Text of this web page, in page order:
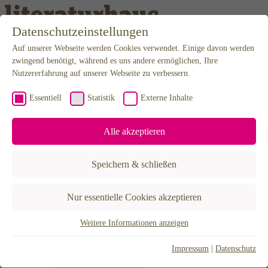
Weiter zum Inhalt
Programm
Kalender
Karten
Newsletter
Anfahrt
Mediathek
Projekte
Hannah Arendt Stipendium
Literatur in Niedersachsen
30X – Eine Stadt erzählen
Datenschutzeinstellungen
Auf unserer Webseite werden Cookies verwendet. Einige davon werden
zwingend benötigt, während es uns andere ermöglichen, Ihre
Nutzererfahrung auf unserer Webseite zu verbessern.
Essentiell Statistik Externe Inhalte
Alle akzeptieren
Speichern & schließen
Nur essentielle Cookies akzeptieren
Essentielle Cookies werden für grundlegende Funktionen der
Weitere Informationen anzeigen
Impressum Datenschutz